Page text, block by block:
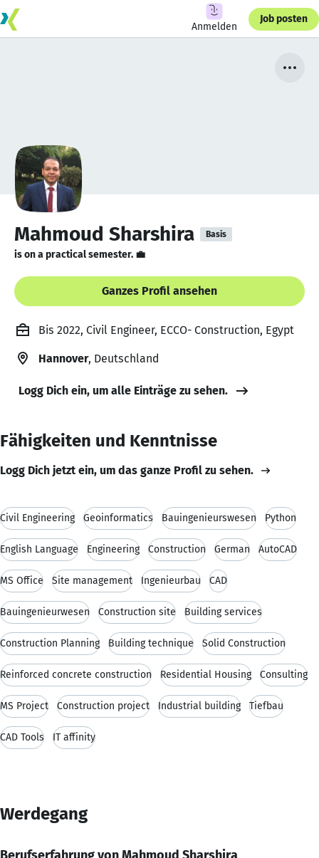
Anmelden
Job posten
Mahmoud Sharshira Basis
is on a practical semester. 💼
Ganzes Profil ansehen
Bis 2022, Civil Engineer, ECCO- Construction, Egypt
Hannover, Deutschland
Logg Dich ein, um alle Einträge zu sehen.
Fähigkeiten und Kenntnisse
Logg Dich jetzt ein, um das ganze Profil zu sehen.
Civil Engineering Geoinformatics Bauingenieurswesen Python
English Language Engineering Construction German AutoCAD
MS Office Site management Ingenieurbau CAD
Bauingenieurwesen Construction site Building services
Construction Planning Building technique Solid Construction
Reinforced concrete construction Residential Housing Consulting
MS Project Construction project Industrial building Tiefbau
CAD Tools IT affinity
Werdegang
Berufserfahrung von Mahmoud Sharshira